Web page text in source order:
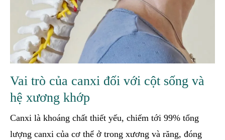
Vai trò của canxi đối với cột sống và
hệ xương khớp
Canxi là khoáng chất thiết yếu, chiếm tới 99% tổng
lượng canxi của cơ thể ở trong xương và răng, đóng